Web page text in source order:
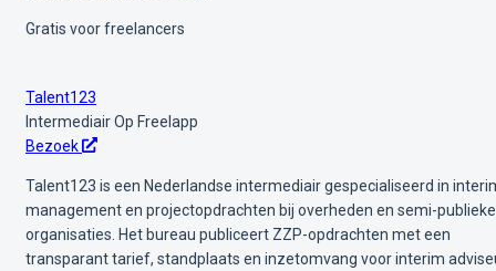
Gratis voor freelancers
Talent123
IntermediairOp Freelapp
Bezoek
Talent123 is een Nederlandse intermediair gespecialiseerd in
management en projectopdrachten bij overheden en semi-publieke
organisaties. Het bureau publiceert ZZP-opdrachten met een
transparant tarief, standplaats en inzetomvang voor interim